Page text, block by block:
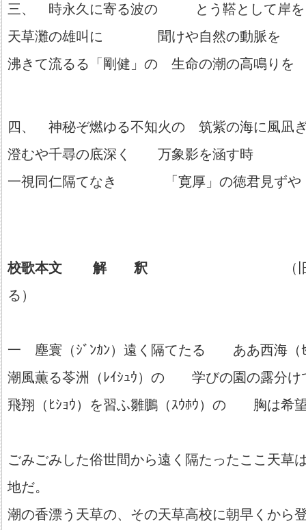
三、 時永久に寄る波の とう鞳として岸を
天草灘の雄叫に 聞けや自然の動脈を
沸きて流るる「剛健」の 生命の潮の高鳴りを
四、 神秘ぞ燃ゆる不知火の 筑紫の海に風凪
澄むや千尋の底深く 万象影を涵す時
一視同仁隔てなき 「寛厚」の徳君見ずや
校歌本文 解 釈
（旧職員 田
る）
一 塵寰（ｼﾞﾝｶﾝ）遠く隔てたる ああ西海（ｾ
潮風薫る苓洲（ﾚｲｼｭｳ）の 学びの園の露分け
飛翔（ﾋｼｮｳ）を習ふ雛鵬（ｽｳﾎｳ）の 胸は希
ごみごみした俗世間から遠く隔たったここ天
地だ。
潮の香漂う天草の、その天草高校に朝早くから